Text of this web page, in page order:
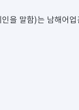
을 말함)는 남해어